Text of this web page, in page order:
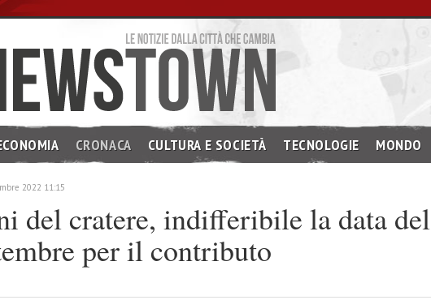
CRONACA CULTURA E SOCIETÀ TECNOLOGIE MONDO
2022 11:15
del cratere, indifferibile la data del
per il contributo